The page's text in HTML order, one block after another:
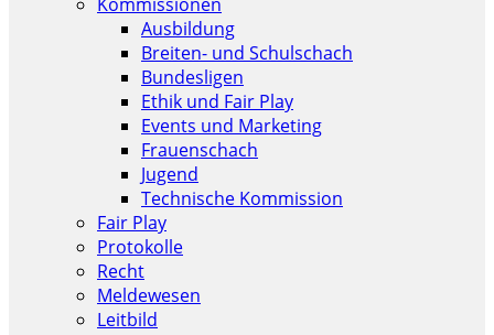
Ausbildung
Breiten- und Schulschach
Bundesligen
Ethik und Fair Play
Events und Marketing
Frauenschach
Jugend
Technische Kommission
Fair Play
Protokolle
Recht
Meldewesen
Leitbild